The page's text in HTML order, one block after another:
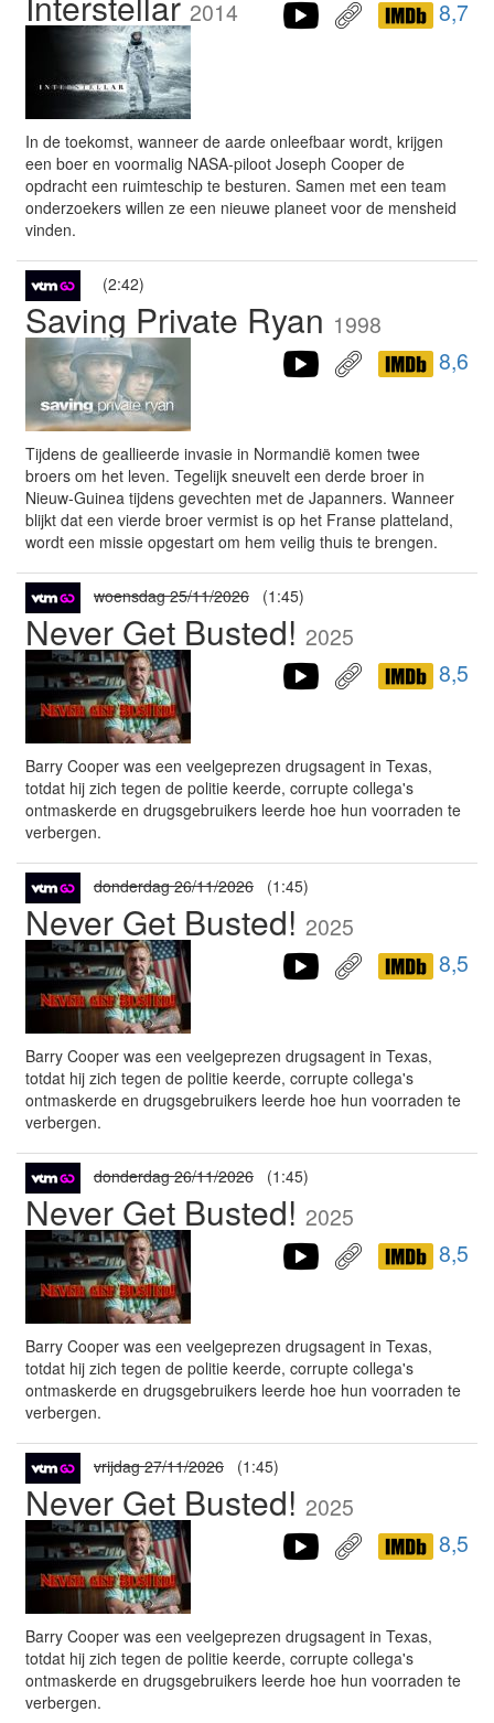
2014 8,7
In de toekomst, wanneer de aarde onleefbaar wordt, krijgen
een boer en voormalig NASA-piloot Joseph Cooper de
opdracht een ruimteschip te besturen. Samen met een team
onderzoekers willen ze een nieuwe planeet voor de mensheid
vinden.
(2:42)
Saving Private Ryan 1998
8,6
Tijdens de geallieerde invasie in Normandië komen twee
broers om het leven. Tegelijk sneuvelt een derde broer in
Nieuw-Guinea tijdens gevechten met de Japanners. Wanneer
blijkt dat een vierde broer vermist is op het Franse platteland,
wordt een missie opgestart om hem veilig thuis te brengen.
woensdag 25/11/2026 (1:45)
Never Get Busted! 2025
8,5
Barry Cooper was een veelgeprezen drugsagent in Texas,
totdat hij zich tegen de politie keerde, corrupte collega's
ontmaskerde en drugsgebruikers leerde hoe hun voorraden te
verbergen.
donderdag 26/11/2026 (1:45)
Never Get Busted! 2025
8,5
Barry Cooper was een veelgeprezen drugsagent in Texas,
totdat hij zich tegen de politie keerde, corrupte collega's
ontmaskerde en drugsgebruikers leerde hoe hun voorraden te
verbergen.
donderdag 26/11/2026 (1:45)
Never Get Busted! 2025
8,5
Barry Cooper was een veelgeprezen drugsagent in Texas,
totdat hij zich tegen de politie keerde, corrupte collega's
ontmaskerde en drugsgebruikers leerde hoe hun voorraden te
verbergen.
vrijdag 27/11/2026 (1:45)
Never Get Busted! 2025
8,5
Barry Cooper was een veelgeprezen drugsagent in Texas,
totdat hij zich tegen de politie keerde, corrupte collega's
ontmaskerde en drugsgebruikers leerde hoe hun voorraden te
verbergen.